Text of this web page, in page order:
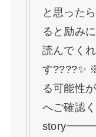
と思った
ると励み
読んでく
す????✨
る可能性
へご確認